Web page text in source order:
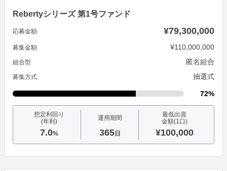
Rebertyシリーズ 第1号ファンド
応募金額 ¥79,300,000
募集金額 ¥110,000,000
組合型 匿名組合
募集方式 抽選式
72%
想定利回り
(年利)
7.0%
運用期間
365日
最低出資
金額(1口)
¥100,000